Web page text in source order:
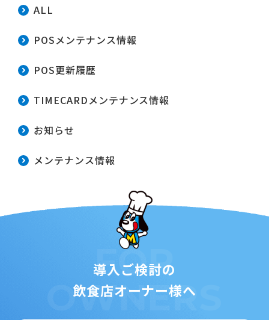
ALL
POSメンテナンス情報
POS更新履歴
TIMECARDメンテナンス情報
お知らせ
メンテナンス情報
導入ご検討の
飲食店オーナー様へ
FOR
OWNERS